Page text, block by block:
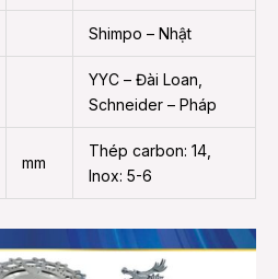
Shimpo – Nhật
YYC – Đài Loan,
Schneider – Pháp
mm
Thép carbon: 14,
Inox: 5-6